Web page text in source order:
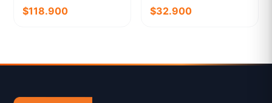
$118.900 $32.900